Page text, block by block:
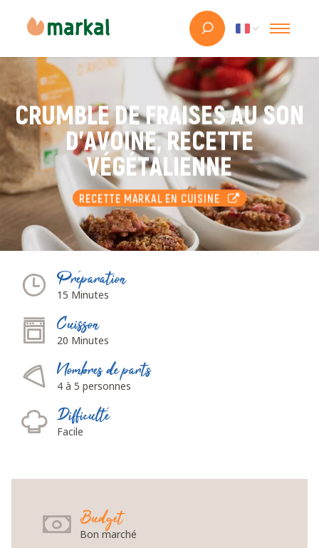
CRUMBLE DE FRAISES AU SON
D'AVOINE, RECETTE
VÉGÉTALIENNE
RECETTE MARKAL EN CUISINE
Préparation
15 Minutes
Cuisson
20 Minutes
Nombres de parts
4 à 5 personnes
Difficulté
Facile
Budget
Bon marché